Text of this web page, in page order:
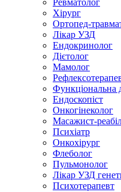
Ревматолог
Хірург
Ортопед-
Лікар УЗД
Ендокринолог
Дієтолог
Мамолог
Функціональна
Ендоскопіст
Онкогінеколог
Масажист-
Психіатр
Онкохірург
Флеболог
Пульмонолог
Лікар УЗД
Психотерапевт